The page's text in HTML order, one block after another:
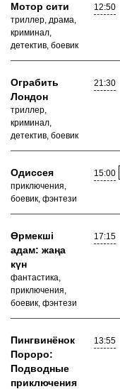
Мотор сити
триллер, драма,
криминал,
детектив, боевик
12:50
Ограбить
Лондон
триллер,
криминал,
детектив, боевик
21:30
Одиссея
приключения,
боевик, фэнтези
15:00
Өрмекші
адам: жаңа
күн
фантастика,
приключения,
боевик, фэнтези
17:15
Пингвинёнок
Пороро:
Подводные
приключения
13:55